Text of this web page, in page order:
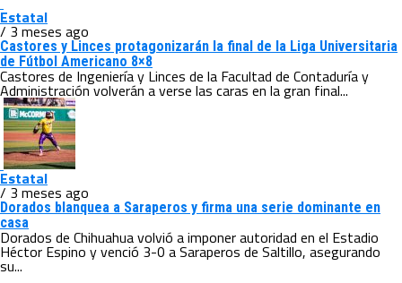
Estatal
/ 3 meses ago
Castores y Linces protagonizarán la final de la Liga Universitaria
de Fútbol Americano 8×8
Castores de Ingeniería y Linces de la Facultad de Contaduría y
Administración volverán a verse las caras en la gran final...
Estatal
/ 3 meses ago
Dorados blanquea a Saraperos y firma una serie dominante en
casa
Dorados de Chihuahua volvió a imponer autoridad en el Estadio
Héctor Espino y venció 3-0 a Saraperos de Saltillo, asegurando
su...